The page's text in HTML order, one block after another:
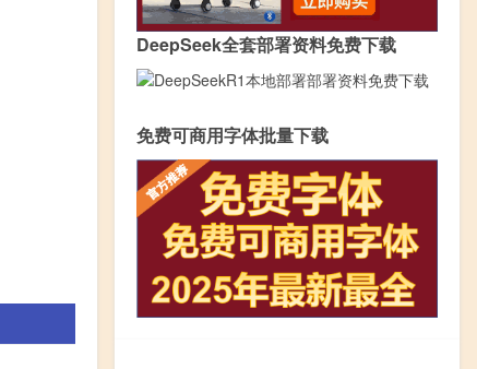
DeepSeek全套部署资料免费下载
免费可商用字体批量下载